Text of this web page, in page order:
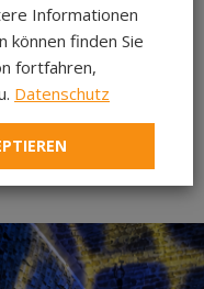
Informationen
können finden Sie
fortfahren,
Datenschutz